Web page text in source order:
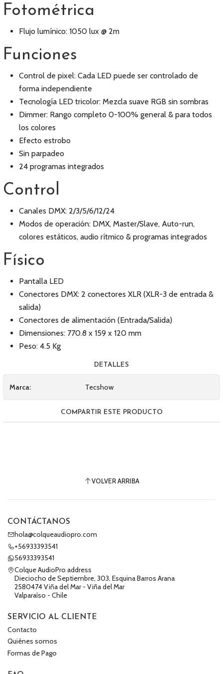
Fotométrica
Flujo lumínico: 1050 lux @ 2m
Funciones
Control de pixel: Cada LED puede ser controlado de
forma independiente
Tecnología LED tricolor: Mezcla suave RGB sin sombras
Dimmer: Rango completo 0-100% general & para todos
los colores
Efecto estrobo
Sin parpadeo
24 programas integrados
Control
Canales DMX: 2/3/5/6/12/24
Modos de operación: DMX, Master/Slave, Auto-run,
colores estáticos, audio rítmico & programas integrados
Físico
Pantalla LED
Conectores DMX: 2 conectores XLR (XLR-3 de entrada &
salida)
Conectores de alimentación (Entrada/Salida)
Dimensiones: 770.8 x 159 x 120 mm
Peso: 4.5 Kg
DETALLES
Marca: Tecshow
COMPARTIR ESTE PRODUCTO
VOLVER ARRIBA
CONTÁCTANOS
hola@colqueaudiopro.com
+56933393541
56933393541
Colque AudioPro address
Dieciocho de Septiembre, 303, Esquina Barros Arana
2580474 Viña del Mar - Viña del Mar
Valparaíso - Chile
SERVICIO AL CLIENTE
Contacto
Quiénes somos
Formas de Pago